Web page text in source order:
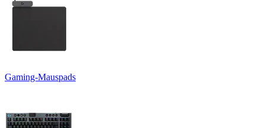
Gaming-Mauspads